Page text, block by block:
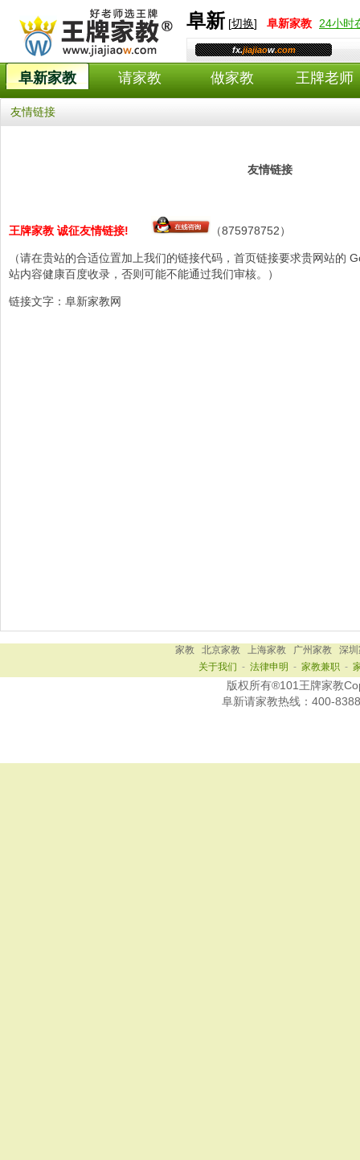
阜新 [切换] 阜新家教 24小时
fx.jiajiaow.com
阜新家教 请家教 做家教 王牌老师
友情链接
友情链接
王牌家教 诚征友情链接! （875978752）
（请在贵站的合适位置加上我们的链接代码，首页链接要求贵网站的
站内容健康百度收录，否则可能不能通过我们审核。）
链接文字：阜新家教网
家教 北京家教 上海家教 广州家教
深
关于我们 - 法律申明 - 家教兼职 -
版权所有®101王牌家教
阜新请家教热线： 400-